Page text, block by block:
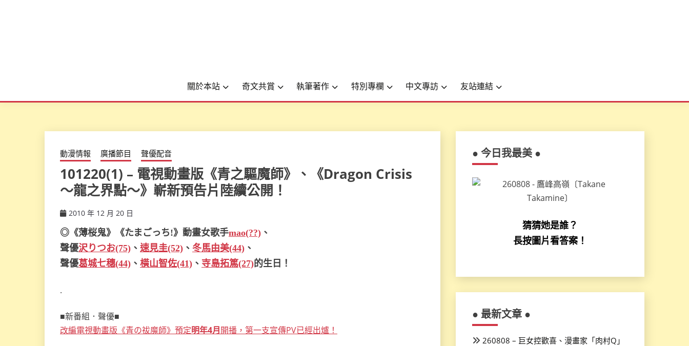
關於本站 奇文共賞 執筆著作 特別專欄 中文專訪 友站連結
動漫情報 廣播節目 聲優配音
101220(1) – 電視動畫版《青之驅魔師》、《Dragon Crisis
～龍之界點～》嶄新預告片陸續公開！
2010 年 12 月 20 日
◎《薄桜鬼》《たまごっち!》動畫女歌手mao(??) 、
聲優沢りつお(75) 、 速見圭(52) 、 冬馬由美(44) 、
聲優葛城七穗(44) 、 橫山智佐(41) 、 寺島拓篤(27)的生日！
.
■新番組．聲優■
改編電視動畫版《青の祓魔師》預定明年4月開播，第一支宣傳PV已經出爐！
● 今日我最美 ●
猜猜她是誰？
長按圖片看答案！
● 最新文章 ●
260808 – 巨女控歡喜、漫畫家「肉村Q」